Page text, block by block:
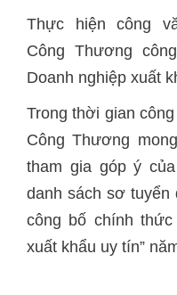
Thực hiện công
Công Thương
Doanh nghiệp xuất
Trong thời gian
Công Thương
tham gia góp ý
danh sách sơ tuyển
công bố chính thức
xuất khẩu uy tín”